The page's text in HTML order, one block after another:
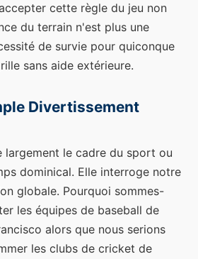
cette règle du jeu non
du terrain n'est plus une
de survie pour quiconque
sans aide extérieure.
Divertissement
largement le cadre du sport ou
dominical. Elle interroge notre
globale. Pourquoi sommes-
les équipes de baseball de
alors que nous serions
les clubs de cricket de